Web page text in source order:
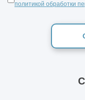
политикой обработки